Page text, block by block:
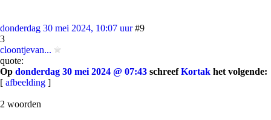
donderdag 30 mei 2024, 10:07 uur #9
3
cloontjevan...
quote:
Op donderdag 30 mei 2024 @ 07:43 schreefKortak het volgende:
[ afbeelding ]
2 woorden